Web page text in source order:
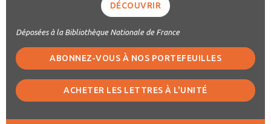
DÉCOUVRIR
Déposées à la Bibliothèque Nationale de France
ABONNEZ-VOUS À NOS PORTEFEUILLES
ACHETER LES LETTRES À L'UNITÉ